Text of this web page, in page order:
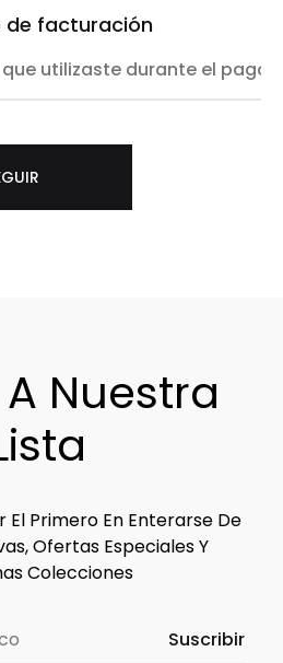
de facturación
Nuestra
El Primero En Enterarse De
Ofertas Especiales Y
Colecciones